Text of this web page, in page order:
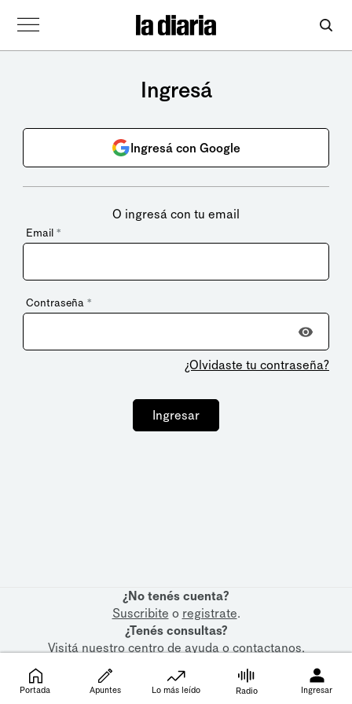
Ingresá
Ingresá con Google
O ingresá con tu email
Email *
Contraseña *
¿Olvidaste tu contraseña?
Ingresar
¿No tenés cuenta?
Suscribite o registrate.
¿Tenés consultas?
Visitá nuestrocentro de ayudaocontactanos.
Portada Apuntes Lo más leído Radio Ingresar